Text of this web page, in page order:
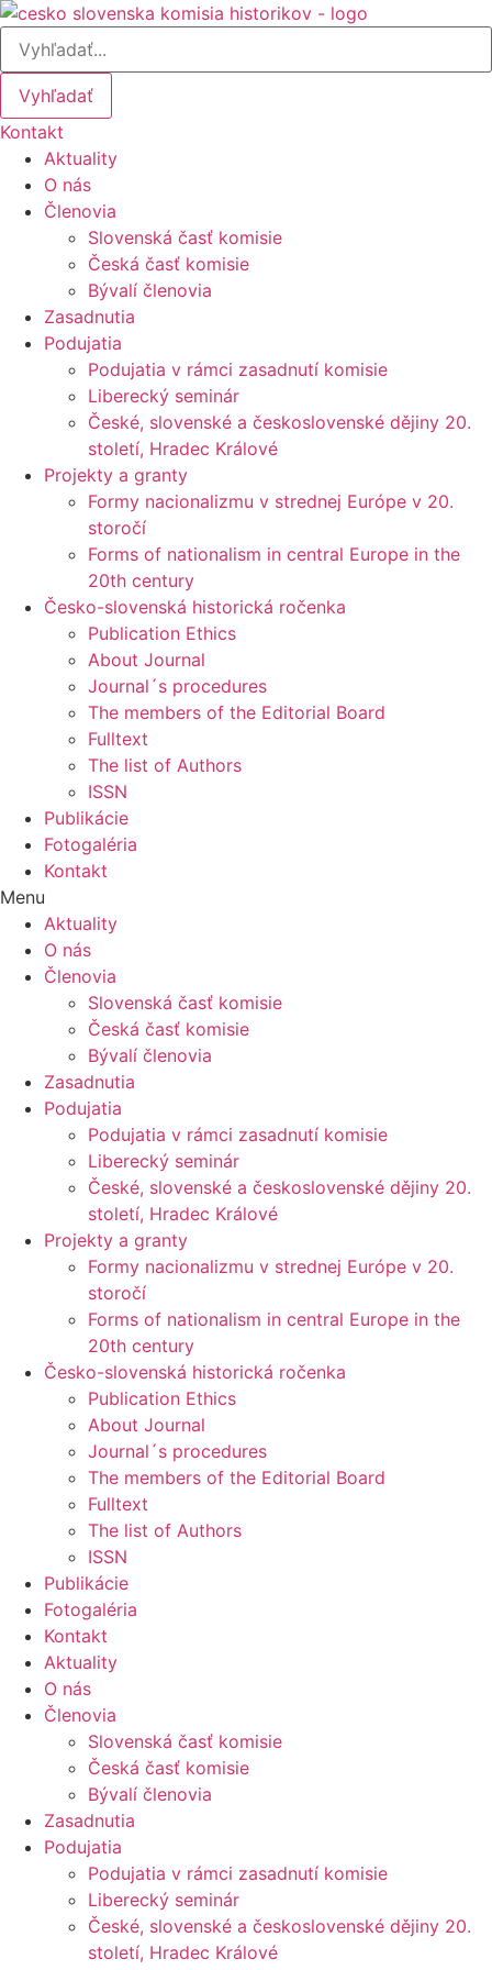
Preskočiť
obsah
Vyhľadať
Kontakt
Aktuality
O nás
Členovia
Slovenská časť komisie
Česká časť komisie
Bývalí členovia
Zasadnutia
Podujatia
Podujatia v rámci zasadnutí komisie
Liberecký seminár
České, slovenské a československé dějiny 20.
století, Hradec Králové
Projekty a granty
Formy nacionalizmu v strednej Európe v 20.
storočí
Forms of nationalism in central Europe in the
20th century
Česko-slovenská historická ročenka
Publication Ethics
About Journal
Journal´s procedures
The members of the Editorial Board
Fulltext
The list of Authors
ISSN
Publikácie
Fotogaléria
Kontakt
Menu
Aktuality
O nás
Členovia
Slovenská časť komisie
Česká časť komisie
Bývalí členovia
Zasadnutia
Podujatia
Podujatia v rámci zasadnutí komisie
Liberecký seminár
České, slovenské a československé dějiny 20.
století, Hradec Králové
Projekty a granty
Formy nacionalizmu v strednej Európe v 20.
storočí
Forms of nationalism in central Europe in the
20th century
Česko-slovenská historická ročenka
Publication Ethics
About Journal
Journal´s procedures
The members of the Editorial Board
Fulltext
The list of Authors
ISSN
Publikácie
Fotogaléria
Kontakt
Aktuality
O nás
Členovia
Slovenská časť komisie
Česká časť komisie
Bývalí členovia
Zasadnutia
Podujatia
Podujatia v rámci zasadnutí komisie
Liberecký seminár
České, slovenské a československé dějiny 20.
století, Hradec Králové